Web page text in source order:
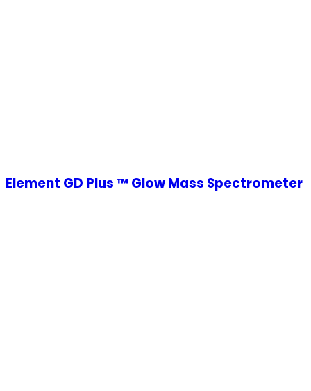
Element GD Plus ™ Glow Mass Spectrometer